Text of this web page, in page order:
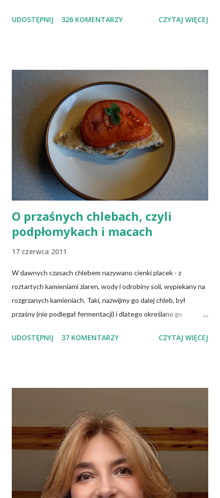
posiadamy odnośnie witaminy B12 w świetle aktualnych
weganie (ludzie, którzy nie spożywają mięsa i produktów
pochodzenia zwierzęcego), laktoowowegetarianie (osoby, które
nie spożywają produktów mięsnych, ale włączają do diety
produkty pochodzenia zwierzęcego, takie jak mleko, przetwory
mleczne i jajka), osoby po 50 roku życia, niezależnie od ich diety,
osoby, które poddały się operacji żołądka lub którym wycięto
dolną część jelita cienkiego, a także osoby chorujące na AIDS.
Inni, w tym np. osoby chorujące na cukrzycę, a także każ...
UDOSTĘPNIJ 326 KOMENTARZY CZYTAJ WIĘCEJ
O przaśnych chlebach, czyli
podpłomykach i macach
17 czerwca 2011
W dawnych czasach chlebem nazywano cienki placek - z
roztartych kamieniami ziaren, wody i odrobiny soli, wypiekany na
rozgrzanych kamieniach. Taki, nazwijmy go dalej chleb, był
przaśny (nie podlegał fermentacji) i dlatego określano go
podpłomykami. Hindusi mówią o nim czapatti, Żydzi maca, a
przeciwieństwie do świeżego pieczywa na drożdżach czy
zakwasie. Przaśne podpłomyki nie obciążają żołądka kwasem i
fermentacją. Dziś, wzorem naszych prapradziadów możemy także
spożywać przaśny, niekwaszony chleb. Najprostszy przepis na
podpłomyki to: wziąć mąkę, wodę i trochę soli. Z tych składników
zagnieść ciasto, dodając mąkę w takiej ilości, aby ciasto nie kleiło
się do palców. Z kolei r...
UDOSTĘPNIJ 37 KOMENTARZY CZYTAJ WIĘCEJ